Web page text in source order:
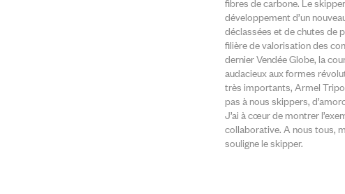
fibres de carbone. Le
développement d’un
déclassées et de chutes de
filière de valorisation des
dernier Vendée Globe, la
audacieux aux formes
très importants, Armel
pas à nous skippers,
J’ai à cœur de montrer
collaborative. A nous tous,
souligne le skipper.